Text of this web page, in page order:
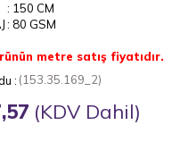
: 150 CM
: 80 GSM
metre satış fiyatıdır.
(153.35.169_2)
(KDV Dahil)